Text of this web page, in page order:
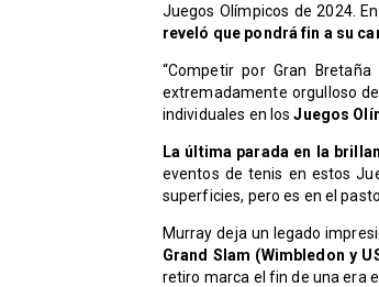
Juegos Olímpicos de 2024.
reveló que pondrá fin a su
“Competir por Gran
extremadamente orgulloso
individuales en los Juegos
La última parada en la
eventos de tenis en estos
superficies, pero es en el
Murray deja un legado
Grand Slam (Wimbledon y
retiro marca el fin de una era